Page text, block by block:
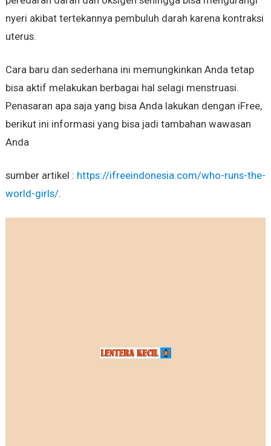
nyeri akibat tertekannya pembuluh darah karena kontraksi
uterus.
Cara baru dan sederhana ini memungkinkan Anda tetap
bisa aktif melakukan berbagai hal selagi menstruasi.
Penasaran apa saja yang bisa Anda lakukan dengan iFree,
berikut ini informasi yang bisa jadi tambahan wawasan
Anda
sumber artikel : https://ifreeindonesia.com/who-runs-the-
world-girls/.